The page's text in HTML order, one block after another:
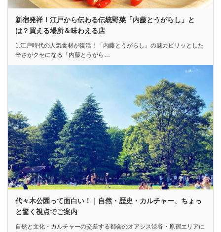
新宿発祥！江戸から伝わる伝統野菜「内藤とうがらし」と
は？買える場所＆味わえる店
1.江戸時代の人気食材が復活！「内藤とうがらし」の魅力ピリッとした
辛さがクセになる「内藤とうがら…
代々木公園って面白い！｜自然・歴史・カルチャー、ちょっ
と驚く視点でご案内
自然と文化・カルチャーの交差する都会のオアシス渋谷・原宿エリアに